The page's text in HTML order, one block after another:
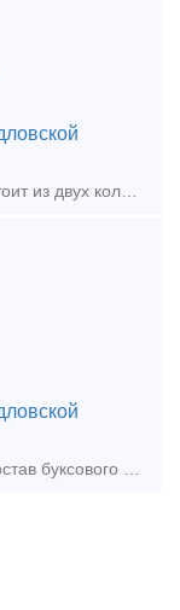
Конструкционная скорость 120 км/ч. состоит из двух колёсных пар с четырьмя буксами, двух литых рам, двух комплектов центрального рессорного подвешивания, надрессорной балки и тормозной рыча
Продам корпус буксы новый. Входит в состав буксового узла тележки 18-100. Изготавливается методом литья из ст.20ГЛ. Служит для передачи нагрузки на шейку оси колесной пары от массы вагона,